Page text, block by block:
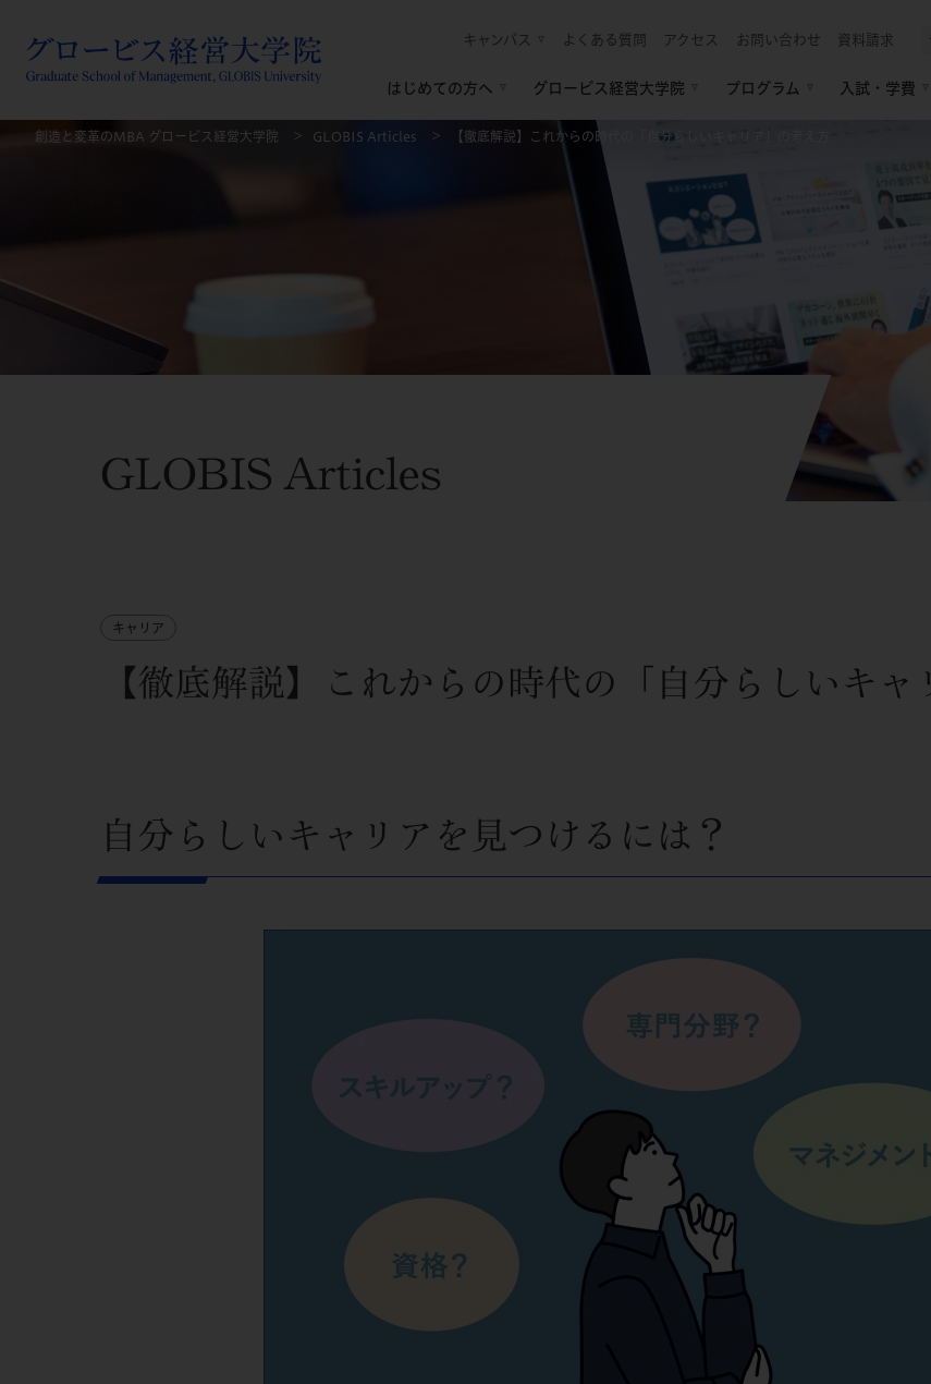
キャンパス よくある質問 アクセス お問い合わせ 資料請求
はじめての方へ グロービス経営大学院 プログラム 入試・学費
創造と変革のMBA グロービス経営大学院 GLOBIS Articles 【徹底解説】これからの時代の「自分らしいキャリア」の考え方
GLOBIS Articles
キャリア
【徹底解説】これからの時代の「自分らしいキャ
自分らしいキャリアを見つけるには？